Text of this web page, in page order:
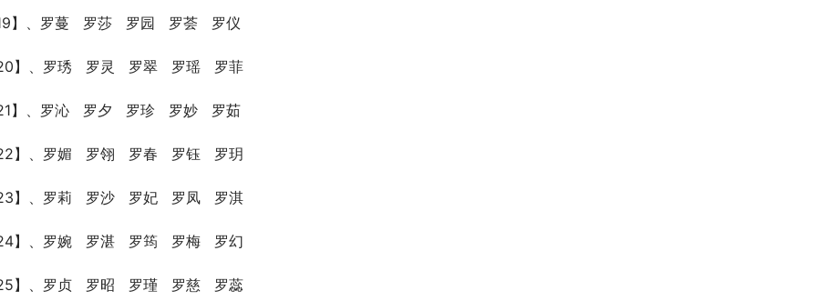
】、罗蔓   罗莎   罗园   罗荟   罗仪
】、罗琇   罗灵   罗翠   罗瑶   罗菲
】、罗沁   罗夕   罗珍   罗妙   罗茹
】、罗媚   罗翎   罗春   罗钰   罗玥
】、罗莉   罗沙   罗妃   罗凤   罗淇
】、罗婉   罗湛   罗筠   罗梅   罗幻
】、罗贞   罗昭   罗瑾   罗慈   罗蕊